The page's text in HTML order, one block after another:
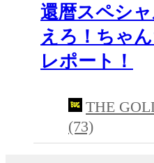
還暦スペシ
えろ！ちゃ
レポート！
THE
(73)